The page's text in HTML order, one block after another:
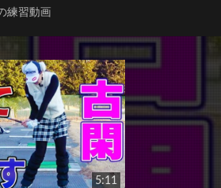
練習動画
5:11